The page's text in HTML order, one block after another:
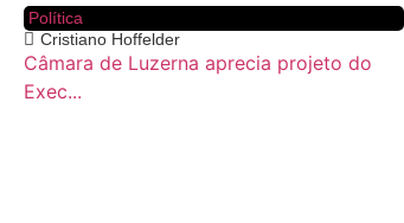
Política
Cristiano Hoffelder
Câmara de Luzerna aprecia projeto do
Exec...